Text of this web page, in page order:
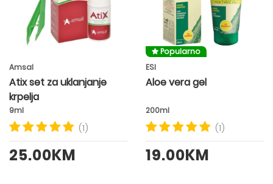
Amsal
Atix set za uklanjanje
krpelja
9ml
(1)
25.00KM
Popularno
ESI
Aloe vera gel
200ml
(1)
19.00KM